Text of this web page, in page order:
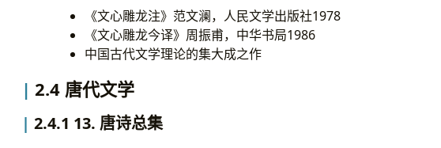
《文心雕龙注》范文澜，人民文学出版社1978
《文心雕龙今译》周振甫，中华书局1986
中国古代文学理论的集大成之作
2.4 唐代文学
2.4.1 13. 唐诗总集